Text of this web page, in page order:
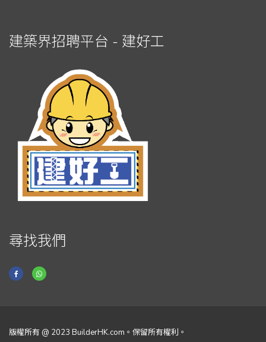
建築界招聘平台 - 建好工
尋找我們
版權所有 @ 2023 BuilderHK.com。保留所有權利。